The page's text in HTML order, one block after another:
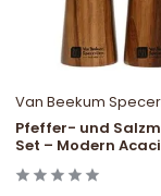
Van Beekum
Pfeffer- und
Set – Modern